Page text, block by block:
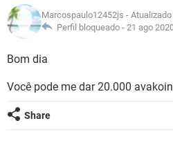
GUIA DE COMPRAS
INSTAGRAM
GUIA DE COMPRAS
CELULAR
OUTLOOK
INSTAGRAM
JOGOS
CELULAR
OUTLOOK
INSTAGRAM
GUIA DE COMPRAS
GLOSSÁRIO
JOGOS
INSTAGRAM
Marcospaulo12452js -
Perfil bloqueado - 21 ago
Bom dia
Você pode me dar 20.000
Share